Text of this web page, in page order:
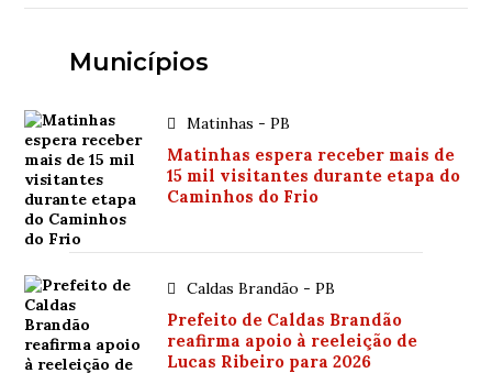
Municípios
Matinhas - PB
Matinhas espera receber mais de
15 mil visitantes durante etapa do
Caminhos do Frio
Caldas Brandão - PB
Prefeito de Caldas Brandão
reafirma apoio à reeleição de
Lucas Ribeiro para 2026